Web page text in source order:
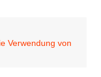
Verwendung von